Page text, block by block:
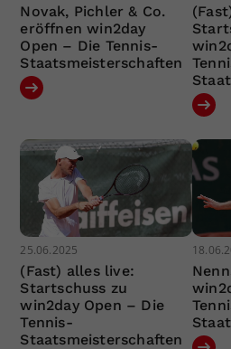
Novak, Pichler & Co.
eröffnen win2day
Open – Die Tennis-
Staatsmeisterschaften
25.06.2025
(Fast) alles live:
Startschuss zu
win2day Open – Die
Tennis-
Staatsmeisterschaften